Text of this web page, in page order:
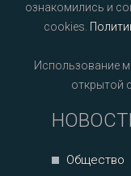
ознакомились и
cookies.
Использование
открытой
Общество